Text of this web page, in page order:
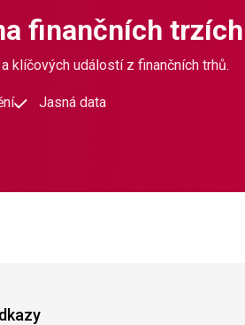
finančních trzích
klíčových událostí z finančních trhů.
Jasná data